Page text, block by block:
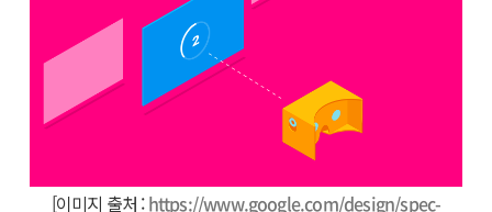
[이미지 출처 :https://www.google.com/design/spec-